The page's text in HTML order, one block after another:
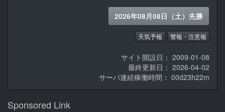
2026年08月08日（土）先勝
天気予報 警報・注意報
サイト開設日： 2009-01-08
最終更新日： 2026-04-02
サーバ連続稼働時間： 00d23h22m
Sponsored Link